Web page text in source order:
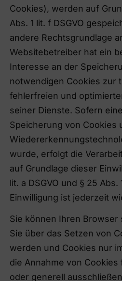
Cookies), werden auf
Abs. 1 lit. f DSGVO
andere Rechtsgrundlage
Websitebetreiber hat ein
Interesse an der
notwendigen Cookies zur
fehlerfreien und
seiner Dienste. Sofern
Speicherung von Cookies
wurde, erfolgt die
auf Grundlage dieser
lit. a DSGVO und § 25 Abs.
Einwilligung ist jederzeit
Sie können Ihren Browser
Sie über das Setzen von
werden und Cookies nur
die Annahme von
oder generell